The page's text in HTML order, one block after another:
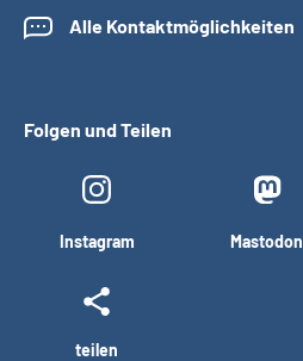
Alle Kontaktmöglichkeiten
Folgen und Teilen
Instagram Mastodon
teilen